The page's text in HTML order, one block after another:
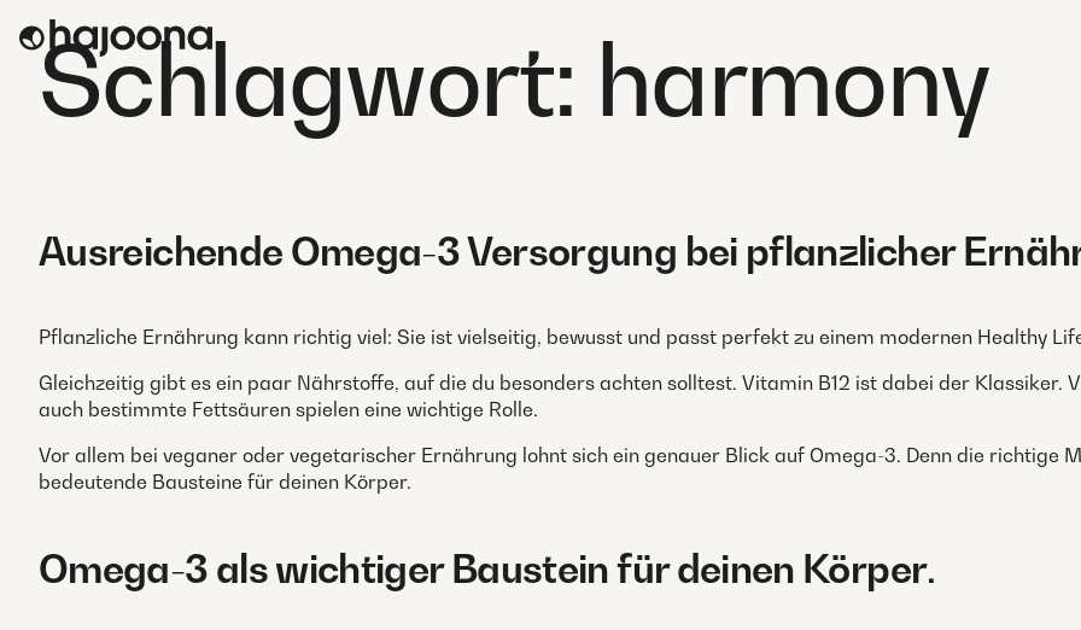
contentSchlagwort: harmony
Ausreichende Omega-3 Versorgung bei pflanzlicher
Pflanzliche Ernährung kann richtig viel: Sie ist vielseitig, bewusst und passt perfekt zu einem modernen Healthy
Gleichzeitig gibt es ein paar Nährstoffe, auf die du besonders achten solltest. Vitamin B12 ist dabei der Klassiker.
auch bestimmte Fettsäuren spielen eine wichtige Rolle.
Vor allem bei veganer oder vegetarischer Ernährung lohnt sich ein genauer Blick auf Omega-3. Denn die richtige
bedeutende Bausteine für deinen Körper.
Omega-3 als wichtiger Baustein für deinen Körper.